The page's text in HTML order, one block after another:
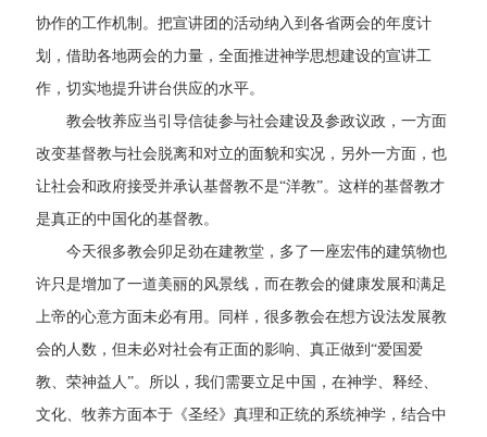
协作的工作机制。把宣讲团的活动纳入到各省两会的年度计
划，借助各地两会的力量，全面推进神学思想建设的宣讲工
作，切实地提升讲台供应的水平。
教会牧养应当引导信徒参与社会建设及参政议政，一方面
改变基督教与社会脱离和对立的面貌和实况，另外一方面，也
让社会和政府接受并承认基督教不是“洋教”。这样的基督教才
是真正的中国化的基督教。
今天很多教会卯足劲在建教堂，多了一座宏伟的建筑物也
许只是增加了一道美丽的风景线，而在教会的健康发展和满足
上帝的心意方面未必有用。同样，很多教会在想方设法发展教
会的人数，但未必对社会有正面的影响、真正做到“爱国爱
教、荣神益人”。所以，我们需要立足中国，在神学、释经、
文化、牧养方面本于《圣经》真理和正统的系统神学，结合中